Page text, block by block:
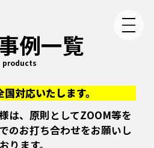
例一覧
products
対応いたします。
は、原則としてZOOM等を
のお打ち合わせをお願いし
ります。